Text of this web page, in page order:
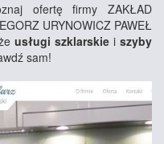
ofertę firmy ZAKŁAD
URYNOWICZ PAWEŁ
usługi szklarskie i szyby
sam!